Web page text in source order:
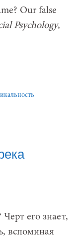
Our false
Psychology,
его знает,
вспоминая